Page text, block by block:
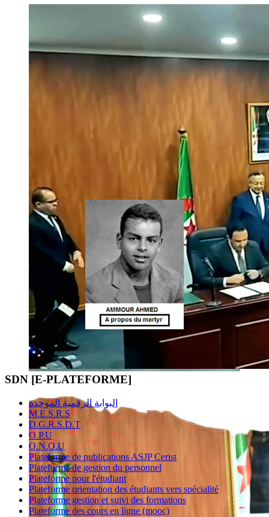
SDN [E-PLATEFORME]
البوابة الرقمية الموحدة
M.E.S.R.S
D.G.R.S.D.T
O.P.U
O.N.O.U
Plateforme de publications ASJP Cerist
Plateforme de gestion du personnel
Plateforme pour l'étudiant
Plateforme orientation des étudiants vers spécialité
Plateforme gestion et suivi des formations
Plateforme des cours en ligne (mooc)